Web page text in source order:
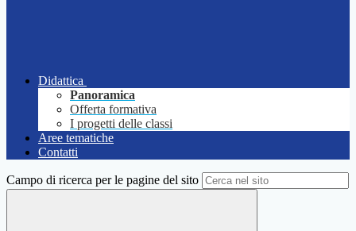
Didattica
Panoramica
Offerta formativa
I progetti delle classi
Aree tematiche
Contatti
Campo di ricerca per le pagine del sito